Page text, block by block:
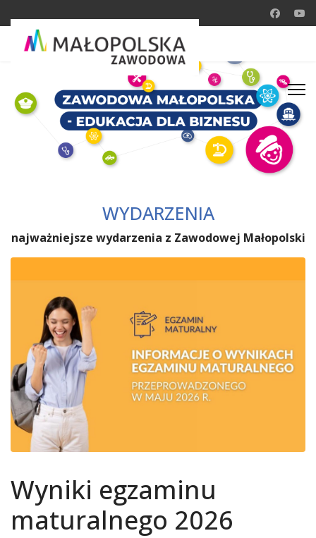
WYDARZENIA
najważniejsze wydarzenia z Zawodowej Małopolski
Wyniki egzaminu
maturalnego 2026